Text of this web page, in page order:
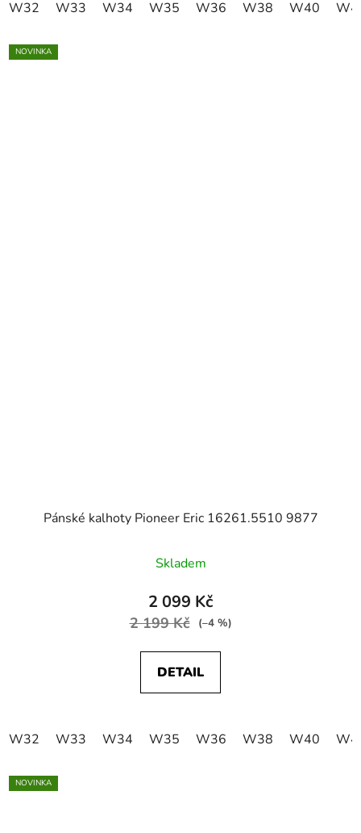
W32 W33 W34 W35 W36 W38 W40
NOVINKA
Pánské kalhoty Pioneer Eric 16261.5510 9877
Skladem
2 099 Kč
2 199 Kč (–4 %)
DETAIL
W32 W33 W34 W35 W36 W38 W40
NOVINKA